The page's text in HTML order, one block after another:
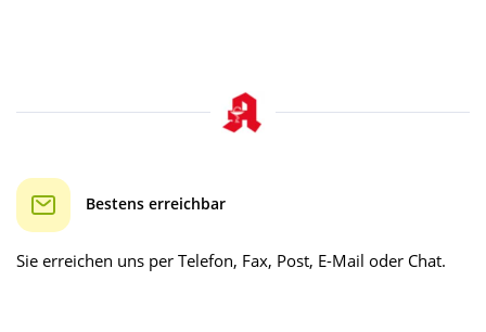
Bestens erreichbar
Sie erreichen uns per Telefon, Fax, Post, E-Mail oder Chat.